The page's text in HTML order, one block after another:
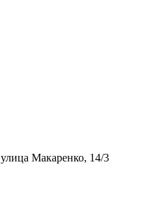
Макаренко, 14/3